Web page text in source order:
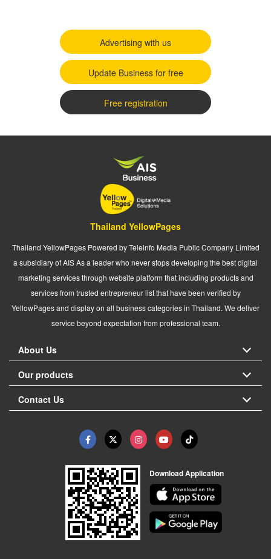
Advertising with us
Update Business for free
Free registration
Thailand YellowPages
Thailand YellowPages Powered by Teleinfo Media Public Company Limited
a subsidiary of AIS As a leader who never stops developing the best digital
marketing services through website platform that including products and
services from trusted entrepreneur list that have been verified by
YellowPages and display on all business categories in Thailand. We deliver
service beyond expectation from professional team.
About Us
Our products
Contact Us
Download Application